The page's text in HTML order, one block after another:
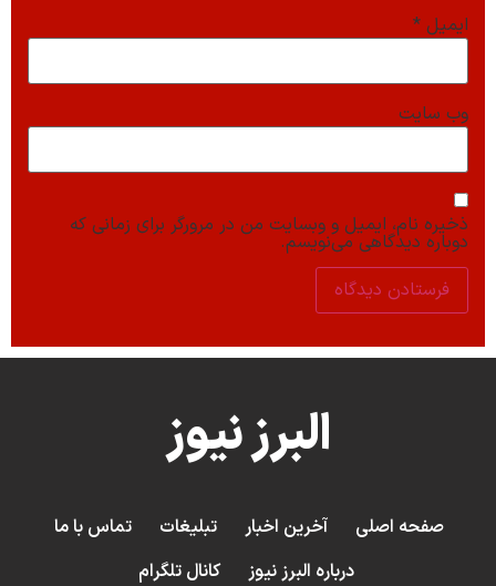
ایمیل *
وب‌ سایت
ذخیره نام، ایمیل و وبسایت من در مرورگر برای زمانی که
دوباره دیدگاهی می‌نویسم.
البرز نیوز
صفحه اصلی آخرین اخبار تبلیغات
تماس با ما
درباره البرز نیوز
کانال تلگرام